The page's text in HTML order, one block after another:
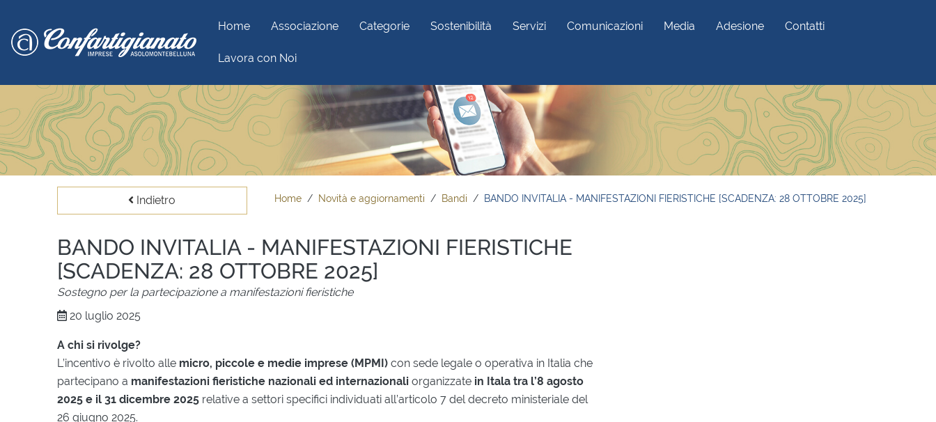
Home Associazione Categorie Sostenibilità Servizi Comunicazioni Media Adesione Contatti
Lavora con Noi
Indietro Home Novità e aggiornamenti Bandi BANDO INVITALIA - MANIFESTAZIONI FIERISTICHE [SCADENZA: 28 OTTOBRE 2025]
BANDO INVITALIA - MANIFESTAZIONI FIERISTICHE
[SCADENZA: 28 OTTOBRE 2025]
Sostegno per la partecipazione a manifestazioni fieristiche
20 luglio 2025
A chi si rivolge?
L’incentivo è rivolto alle micro, piccole e medie imprese (MPMI) con sede legale o operativa in Italia che
partecipano a manifestazioni fieristiche nazionali ed internazionali organizzate in Itala tra l’8 agosto
2025 e il 31 dicembre 2025 relative a settori specifici individuati all’articolo 7 del decreto ministeriale del
26 giugno 2025.